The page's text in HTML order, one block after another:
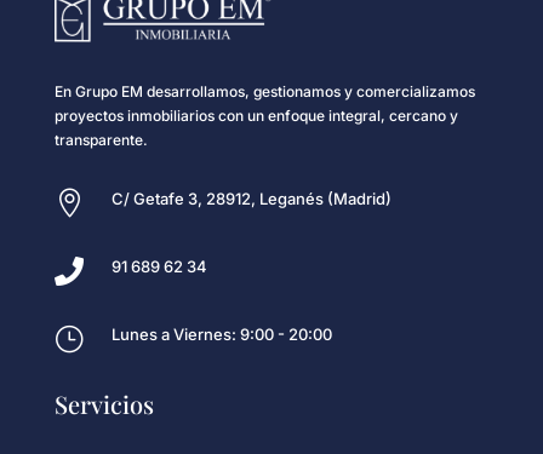
En Grupo EM desarrollamos, gestionamos y comercializamos
proyectos inmobiliarios con un enfoque integral, cercano y
transparente.
 C/ Getafe 3, 28912, Leganés (Madrid)
 91 689 62 34
} Lunes a Viernes: 9:00 - 20:00
Servicios